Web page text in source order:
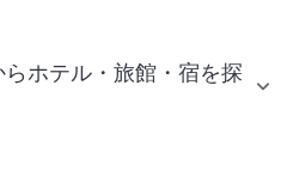
ホテル・旅館・宿を探